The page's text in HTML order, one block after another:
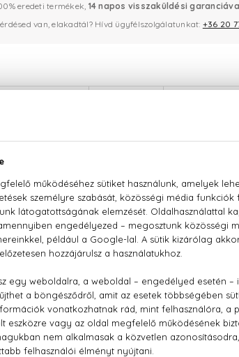
eredeti termékek, 14 napos visszaküldési garanciával
van, elakadtál? Hívd ügyfélszolgálatunkat: +36 20
kardamom, tej, szantálfa, karamell,
BENZYL SALICYLATE,
COUMARIN, METHYL ANTHRANILATE,
/ RED 4 (F.I.L. B205985/1).